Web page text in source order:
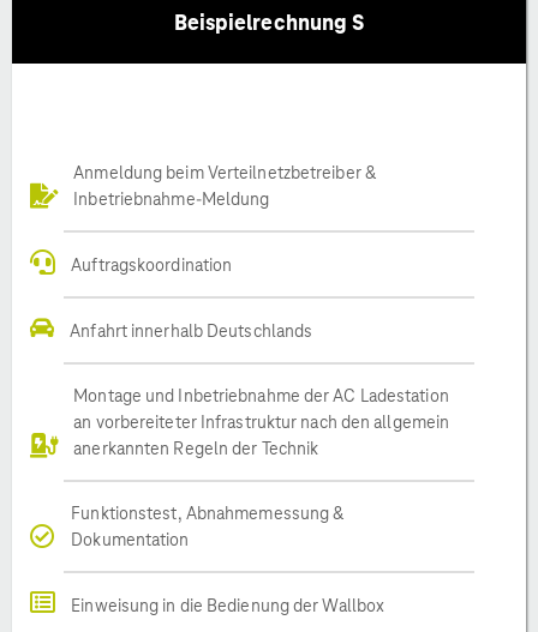
Beispielrechnung S
Anmeldung beim Verteilnetzbetreiber &
Inbetriebnahme-Meldung
Auftragskoordination
Anfahrt innerhalb Deutschlands
Montage und Inbetriebnahme der AC Ladestation
an vorbereiteter Infrastruktur nach den allgemein
anerkannten Regeln der Technik
Funktionstest, Abnahmemessung &
Dokumentation
Einweisung in die Bedienung der Wallbox